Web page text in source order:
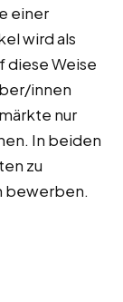
einer
wird als
diese Weise
innen
nur
In beiden
zu
bewerben.